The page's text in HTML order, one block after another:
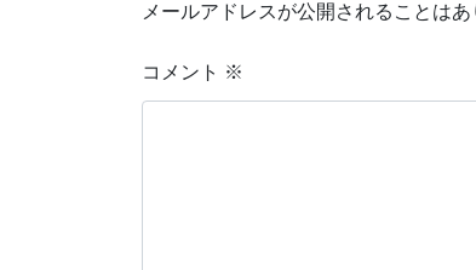
メールアドレスが公開されることはあ
コメント ※